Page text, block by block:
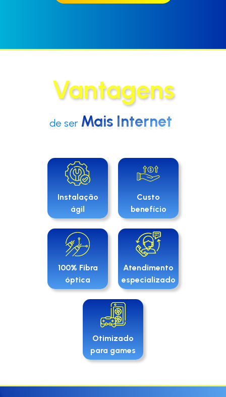
Vantagens
de ser Mais Internet
Instalação
ágil
Custo
benefício
100% Fibra
óptica
Atendimento
especializado
Otimizado
para games